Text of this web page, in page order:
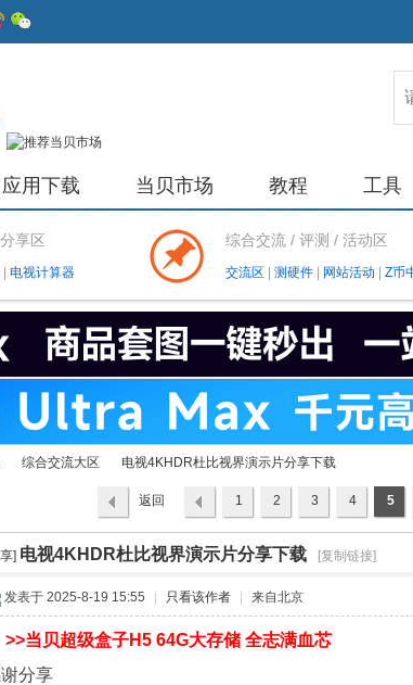
应用下载 当贝市场 教程 工具
享区
电视计算器
综合交流 / 评测 / 活动区
交流区 测硬件 网站活动 Z币
›
综合交流大区
›
电视4KHDR杜比视界演示片分享下载
1 2 3 4 5
返回
列表
] 电视4KHDR杜比视界演示片分享下载 [复制链接]
发表于 2025-8-19 15:55 只看该作者 来自北京
>>当贝超级盒子H5 64G大存储 全志满血芯
分享